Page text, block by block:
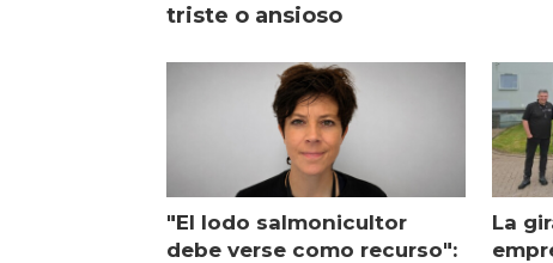
triste o ansioso
"El lodo salmonicultor
debe verse como recurso":
La